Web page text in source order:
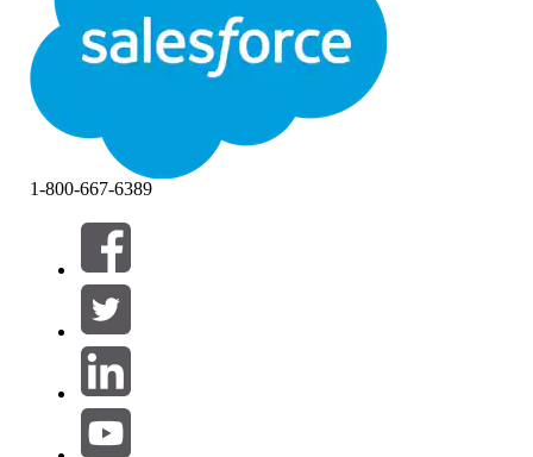
Fechar Fechar
Filtros (0)
SELECIONAR FILTROS
Área de produtos
1-800-667-6389